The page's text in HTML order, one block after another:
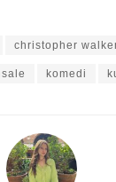
christopher
komedi